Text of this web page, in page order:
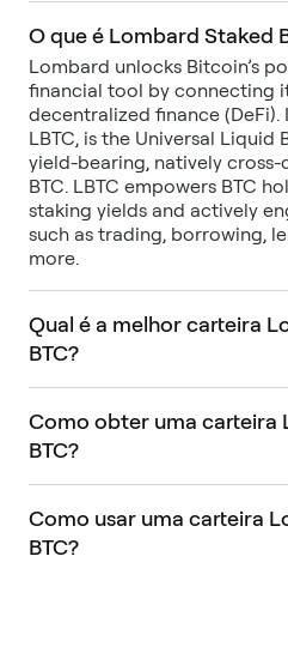
O que é Lombard Staked
Lombard unlocks Bitcoin’s
financial tool by connecting
decentralized finance
LBTC, is the Universal
yield-bearing, natively cross-
BTC. LBTC empowers BTC
staking yields and actively
such as trading, borrowing,
more.
Qual é a melhor carteira
BTC?
Como obter uma carteira
BTC?
Como usar uma carteira
BTC?